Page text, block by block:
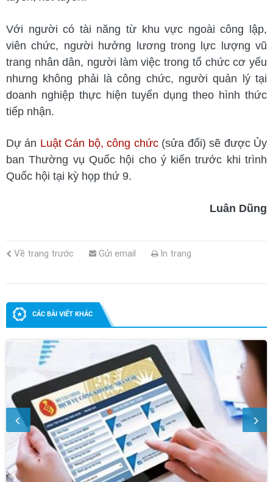
Với người có tài năng từ khu vực ngoài công lập,
viên chức, người hưởng lương trong lực lượng vũ
trang nhân dân, người làm việc trong tổ chức cơ yếu
nhưng không phải là công chức, người quản lý tại
doanh nghiệp thực hiện tuyển dụng theo hình thức
tiếp nhận.
Dự án Luật Cán bộ, công chức(sửa đổi) sẽ được Ủy
ban Thường vụ Quốc hội cho ý kiến trước khi trình
Quốc hội tại kỳ họp thứ 9.
Luân Dũng
Về trang trước Gửi email In trang
CÁC BÀI VIẾT KHÁC